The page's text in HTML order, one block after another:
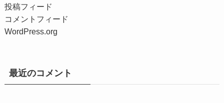
投稿フィード
コメントフィード
WordPress.org
最近のコメント